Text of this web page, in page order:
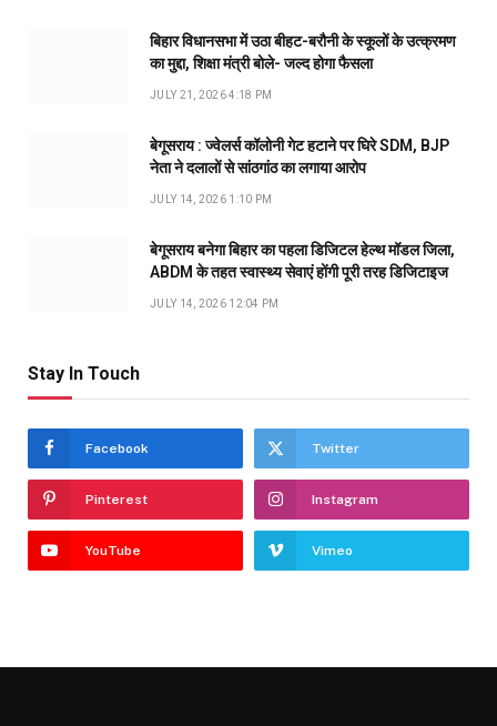
बिहार विधानसभा में उठा बीहट-बरौनी के स्कूलों के उत्क्रमण
का मुद्दा, शिक्षा मंत्री बोले- जल्द होगा फैसला
JULY 21, 2026 4:18 PM
बेगूसराय : ज्वेलर्स कॉलोनी गेट हटाने पर घिरे SDM, BJP
नेता ने दलालों से सांठगांठ का लगाया आरोप
JULY 14, 2026 1:10 PM
बेगूसराय बनेगा बिहार का पहला डिजिटल हेल्थ मॉडल जिला,
ABDM के तहत स्वास्थ्य सेवाएं होंगी पूरी तरह डिजिटाइज
JULY 14, 2026 12:04 PM
Stay In Touch
Facebook Twitter
Pinterest Instagram
YouTube Vimeo